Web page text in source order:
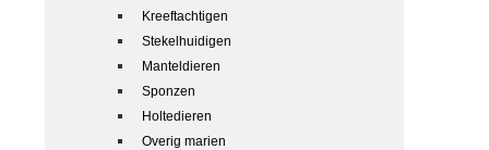
Kreeftachtigen
Stekelhuidigen
Manteldieren
Sponzen
Holtedieren
Overig marien